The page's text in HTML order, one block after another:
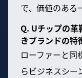
で、価値のある
Q. Uチップの革
きブランドの特
ローファーと同
らビジネスシー